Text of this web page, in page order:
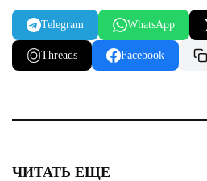
Telegram WhatsApp
Threads Facebook
ЧИТАТЬ ЕЩЕ